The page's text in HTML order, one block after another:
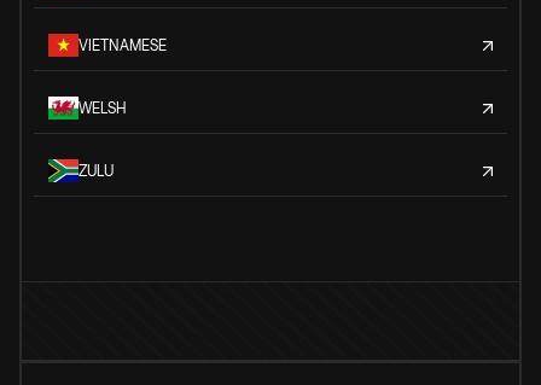
VIETNAMESE
WELSH
ZULU